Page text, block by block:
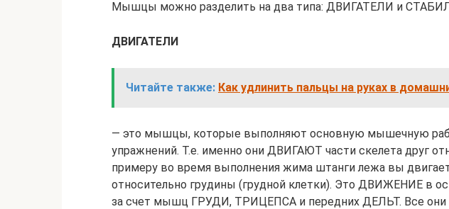
Мышцы можно разделить на два типа: ДВИГАТЕЛИ и
ДВИГАТЕЛИ
Читайте также: Как удлинить пальцы на руках в
— это мышцы, которые выполняют основную мышечную
упражнений. Т.е. именно они ДВИГАЮТ части скелета друг
примеру во время выполнения жима штанги лежа вы
относительно грудины (грудной клетки). Это ДВИЖЕНИЕ в
за счет мышц ГРУДИ, ТРИЦЕПСА и передних ДЕЛЬТ. Все они